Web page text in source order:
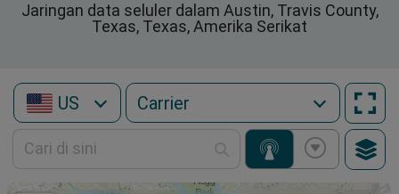
Jaringan data seluler dalam Austin, Travis County,
Texas, Texas, Amerika Serikat
US